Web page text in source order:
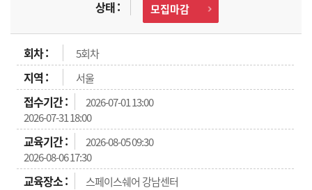
모집마감
5회차
서울
2026-07-01 13:00
2026-07-31 18:00
2026-08-05 09:30
2026-08-06 17:30
스페이스쉐어 강남센터